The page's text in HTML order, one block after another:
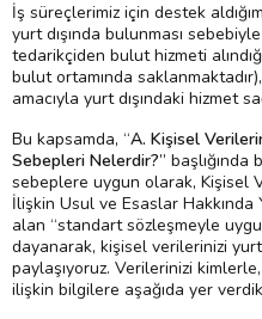
İş süreçlerimiz için destek
yurt dışında bulunması
tedarikçiden bulut hizmeti
bulut ortamında
amacıyla yurt dışındaki hizmet
Bu kapsamda, “A. Kişisel
Sebepleri Nelerdir?”
sebeplere uygun olarak, Kişisel
İlişkin Usul ve Esaslar Hakkında
alan “standart sözleşmeyle
dayanarak, kişisel verilerinizi
paylaşıyoruz. Verilerinizi
ilişkin bilgilere aşağıda yer